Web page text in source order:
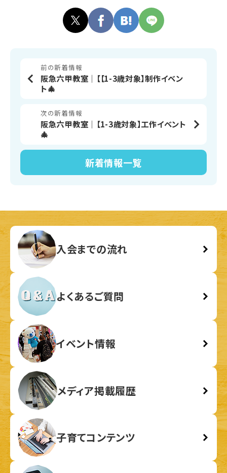
前の新着情報
阪急六甲教室│【【1-3歳対象】制作イベン
ト🎄
新着情報一覧
次の新着情報
阪急六甲教室│【1-3歳対象】工作イベント
🎄
入会までの流れ
よくあるご質問
イベント情報
メディア掲載履歴
子育てコンテンツ